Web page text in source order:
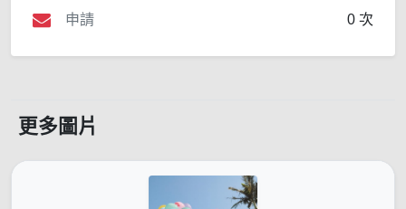
申請
0 次
更多圖片